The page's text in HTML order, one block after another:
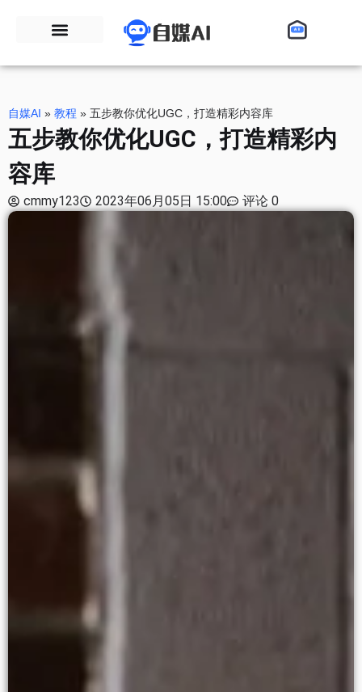
自媒AI » 教程 » 五步教你优化UGC，打造精彩内容库
五步教你优化UGC，打造精彩内
容库
cmmy123 2023年06月05日 15:00 评论 0